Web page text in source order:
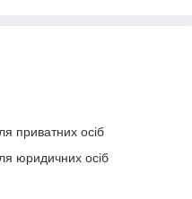
приватних осіб
юридичних осіб